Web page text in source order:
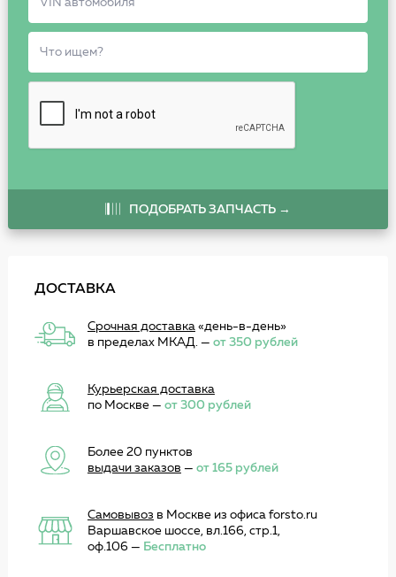
ПОДОБРАТЬ ЗАПЧАСТЬ →
ДОСТАВКА
Срочная доставка«день-в-день»
в пределах МКАД. — от 350 рублей
Курьерская доставка
по Москве — от 300 рублей
Более 20 пунктов
выдачи заказов — от 165 рублей
Самовывоз в Москве из офиса forsto.ru
Варшавское шоссе, вл.166, стр.1,
оф.106 — Бесплатно